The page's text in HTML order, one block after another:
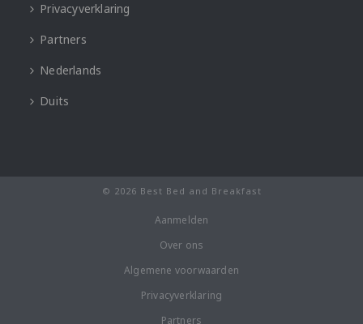
Privacyverklaring
Partners
Nederlands
Duits
© 2026 Best Bed and Breakfast
Aanmelden
Over ons
Algemene voorwaarden
Privacyverklaring
Partners